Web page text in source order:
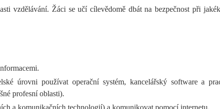
vzdělávání. Žáci se učí cílevědomě dbát na bezpečnost při
úrovni používat operační systém, kancelářský software a
profesní oblasti).
a komunikačních technologií) a komunikovat pomocí internetu.